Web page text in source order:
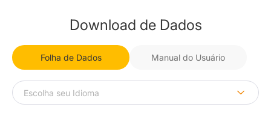
Download de Dados
Folha de Dados Manual do Usuário